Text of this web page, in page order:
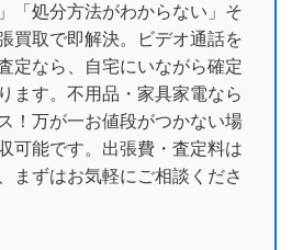
「処分方法がわからない」そ
買取で即解決。ビデオ通話を
定なら、自宅にいながら確定
ます。不用品・家具家電なら
！万が一お値段がつかない場
可能です。出張費・査定料は
まずはお気軽にご相談くださ